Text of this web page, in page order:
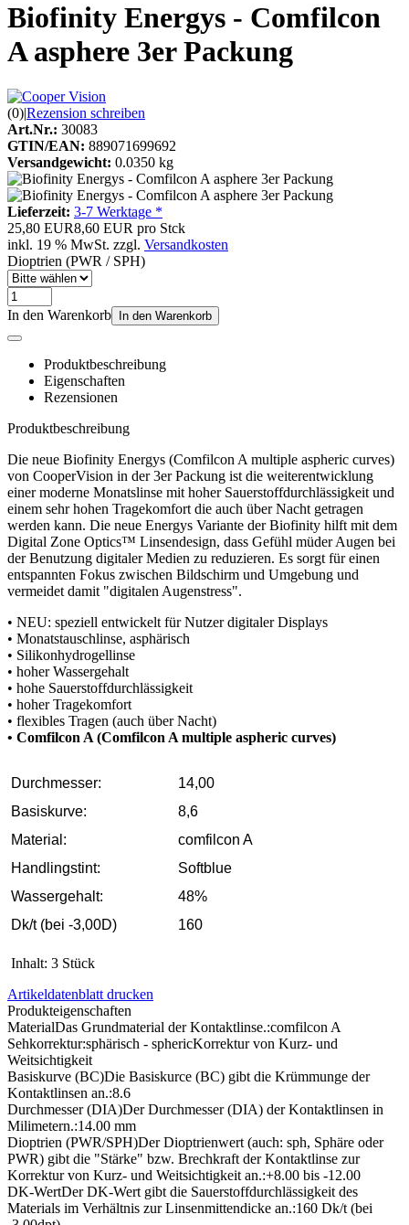
Biofinity Energys - Comfilcon
A asphere 3er Packung
(0)|Rezension schreiben
Art.Nr.: 30083
GTIN/EAN: 889071699692
Versandgewicht: 0.0350 kg
Lieferzeit: 3-7 Werktage *
25,80 EUR8,60 EUR pro Stck
inkl. 19 % MwSt. zzgl. Versandkosten
Dioptrien (PWR / SPH)
In den Warenkorb In den Warenkorb
Produktbeschreibung
Eigenschaften
Rezensionen
Produktbeschreibung
Die neue Biofinity Energys (Comfilcon A multiple aspheric curves)
von CooperVision in der 3er Packung ist die weiterentwicklung
einer moderne Monatslinse mit hoher Sauerstoffdurchlässigkeit und
einem sehr hohen Tragekomfort die auch über Nacht getragen
werden kann. Die neue Energys Variante der Biofinity hilft mit dem
Digital Zone Optics™ Linsendesign, dass Gefühl müder Augen bei
der Benutzung digitaler Medien zu reduzieren. Es sorgt für einen
entspannten Fokus zwischen Bildschirm und Umgebung und
vermeidet damit "digitalen Augenstress".
• NEU: speziell entwickelt für Nutzer digitaler Displays
• Monatstauschlinse, asphärisch
• Silikonhydrogellinse
• hoher Wassergehalt
• hohe Sauerstoffdurchlässigkeit
• hoher Tragekomfort
• flexibles Tragen (auch über Nacht)
• Comfilcon A (Comfilcon A multiple aspheric curves)
Durchmesser:
14,00
Basiskurve:
8,6
Material:
comfilcon A
Handlingstint:
Softblue
Wassergehalt:
48%
Dk/t (bei -3,00D)
160
Inhalt: 3 Stück
Artikeldatenblatt drucken
Produkteigenschaften
MaterialDas Grundmaterial der Kontaktlinse.:comfilcon A
Sehkorrektur:sphärisch - sphericKorrektur von Kurz- und
Weitsichtigkeit
Basiskurve (BC)Die Basiskurce (BC) gibt die Krümmunge der
Kontaktlinsen an.:8.6
Durchmesser (DIA)Der Durchmesser (DIA) der Kontaktlinsen in
Milimetern.:14.00 mm
Dioptrien (PWR/SPH)Der Dioptrienwert (auch: sph, Sphäre oder
PWR) gibt die "Stärke" bzw. Brechkraft der Kontaktlinse zur
Korrektur von Kurz- und Weitsichtigkeit an.:+8.00 bis -12.00
DK-WertDer DK-Wert gibt die Sauerstoffdurchlässigkeit des
Materials im Verhältnis zur Linsenmittendicke an.:160 Dk/t (bei